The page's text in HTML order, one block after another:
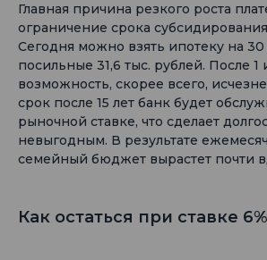
Главная причина резкого роста
ограничение срока
Сегодня можно взять ипотеку на 30
посильные 31,6 тыс. рублей. После 1
возможность, скорее всего,
срок после 15 лет банк будет
рыночной ставке, что сделает
невыгодным. В результате
семейный бюджет вырастет почти
Как остаться при ставке 6%